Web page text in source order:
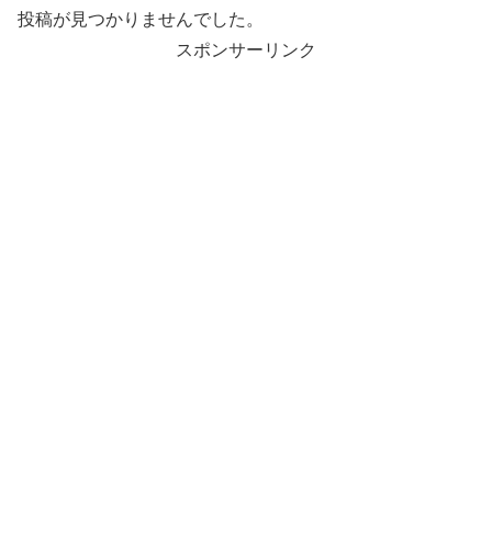
投稿が見つかりませんでした。
スポンサーリンク